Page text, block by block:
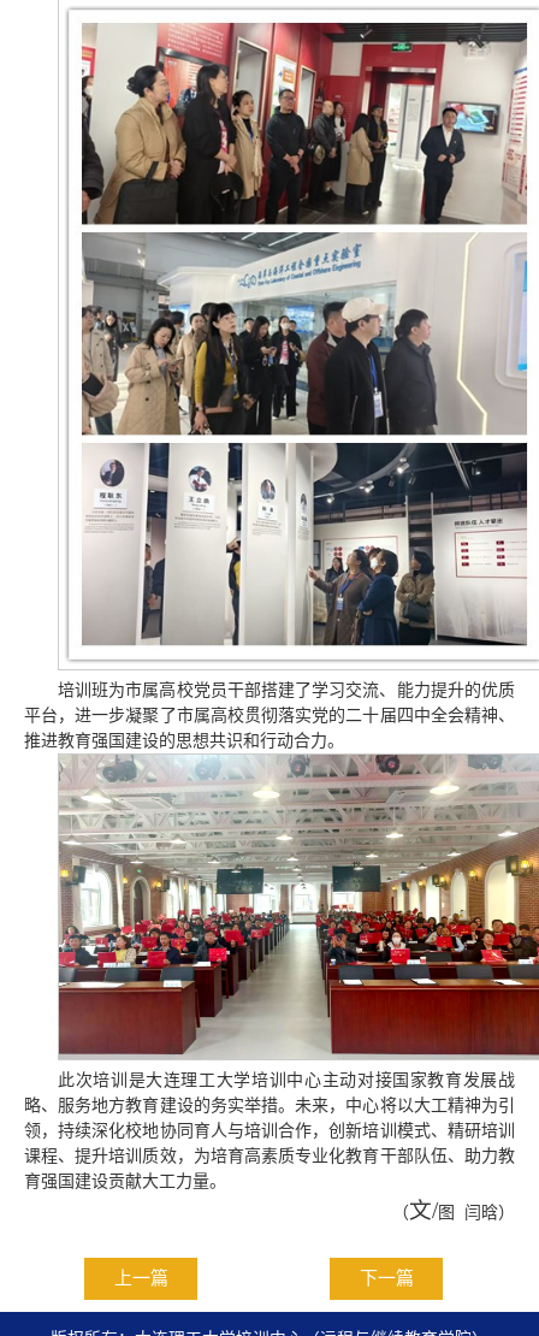
培训班为市属高校党员干部搭建了学习交流、能力提升的优质
平台，进一步凝聚了市属高校贯彻落实党的二十届四中全会精神、
推进教育强国建设的思想共识和行动合力。
此次培训是大连理工大学培训中心主动对接国家教育发展战
略、服务地方教育建设的务实举措。未来，中心将以大工精神为引
领，持续深化校地协同育人与培训合作，创新培训模式、精研培训
课程、提升培训质效，为培育高素质专业化教育干部队伍、助力教
育强国建设贡献大工力量。
（文/图 闫晗）
上一篇 下一篇